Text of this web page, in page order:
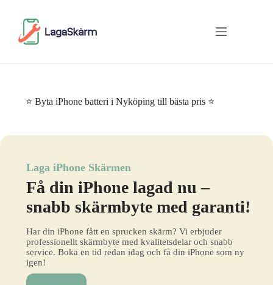
⭐ Byta iPhone batteri i Nyköping till bästa pris ⭐
Laga iPhone Skärmen
Få din iPhone lagad nu –
snabb skärmbyte med garanti!
Har din iPhone fått en sprucken skärm? Vi erbjuder
professionellt skärmbyte med kvalitetsdelar och snabb
service. Boka en tid redan idag och få din iPhone som ny
igen!